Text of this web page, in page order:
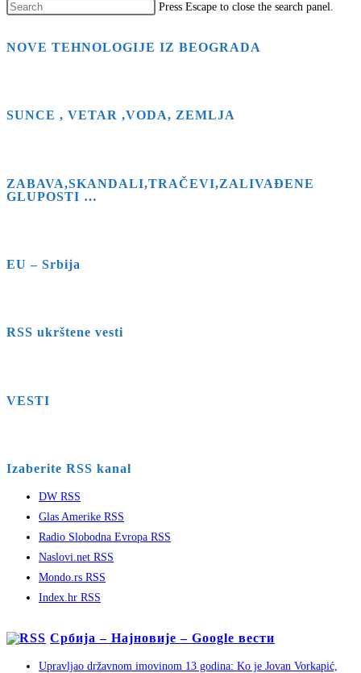
Press Escape to close the search panel.
NOVE TEHNOLOGIJE IZ BEOGRADA
SUNCE , VETAR ,VODA, ZEMLJA
ZABAVA,SKANDALI,TRAČEVI,ZALIVAĐENE
GLUPOSTI …
EU – Srbija
RSS ukrštene vesti
VESTI
Izaberite RSS kanal
DW RSS
Glas Amerike RSS
Radio Slobodna Evropa RSS
Naslovi.net RSS
Mondo.rs RSS
Index.hr RSS
Србија – Најновије – Google вести
Upravljao državnom imovinom 13 godina: Ko je Jovan Vorkapić,